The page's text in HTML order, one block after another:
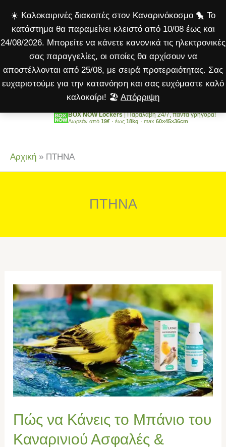
☀️ Καλοκαιρινές διακοπές στον Καναρινόκοσμο 🐤 Το
κατάστημα θα παραμείνει κλειστό από 10/08 έως και
24/08/2026. Μπορείτε να κάνετε κανονικά τις ηλεκτρονικές
σας παραγγελίες, οι οποίες θα αρχίσουν να
αποστέλλονται από 25/08, με σειρά προτεραιότητας. Σας
ευχαριστούμε για την κατανόηση και σας ευχόμαστε καλό
καλοκαίρι! 🏖️ Απόρριψη
στο
περιεχόμενο
BOX NOW Lockers| Παραλαβή 24/7, πάντα γρήγορα!
Δωρεάν από 19€ · έως 18kg · max 60×45×36cm
Αρχική » ΠΤΗΝΑ
ΠΤΗΝΑ
Πώς να Κάνεις το Μπάνιο του
Καναρινιού Ασφαλές &
Πώς
να
Κάνεις
το
Μπάνιο
του
Καναρινιού
Ασφαλές
&
Θεραπευτικό
–
Latac